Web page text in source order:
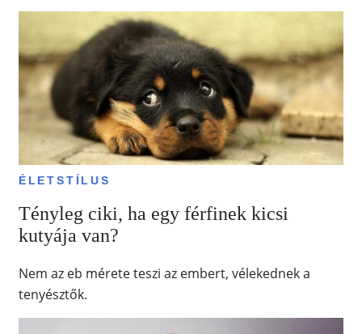
ÉLETSTÍLUS
Tényleg ciki, ha egy férfinek kicsi
kutyája van?
Nem az eb mérete teszi az embert, vélekednek a
tenyésztők.